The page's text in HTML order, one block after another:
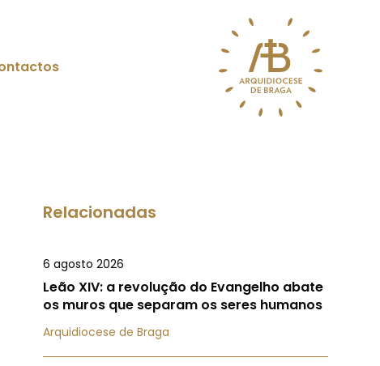
Relacionadas
6 agosto 2026
Leão XIV: a revolução do Evangelho abate
os muros que separam os seres humanos
Arquidiocese de Braga